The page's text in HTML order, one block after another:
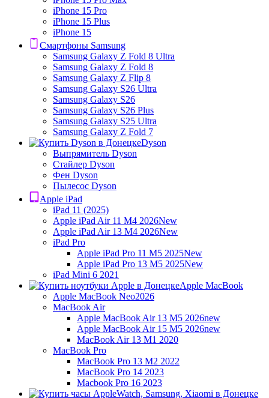
iPhone 15 Pro
iPhone 15 Plus
iPhone 15
Смартфоны Samsung
Samsung Galaxy Z Fold 8 Ultra
Samsung Galaxy Z Fold 8
Samsung Galaxy Z Flip 8
Samsung Galaxy S26 Ultra
Samsung Galaxy S26
Samsung Galaxy S26 Plus
Samsung Galaxy S25 Ultra
Samsung Galaxy Z Fold 7
Dyson
Выпрямитель Dyson
Стайлер Dyson
Фен Dyson
Пылесос Dyson
Apple iPad
iPad 11 (2025)
Apple iPad Air 11 M4 2026New
Apple iPad Air 13 M4 2026New
iPad Pro
Apple iPad Pro 11 M5 2025New
Apple iPad Pro 13 M5 2025New
iPad Mini 6 2021
Apple MacBook
Apple MacBook Neo2026
MacBook Air
Apple MacBook Air 13 M5 2026new
Apple MacBook Air 15 M5 2026new
MacBook Air 13 M1 2020
MacBook Pro
MacBook Pro 13 M2 2022
MacBook Pro 14 2023
Macbook Pro 16 2023